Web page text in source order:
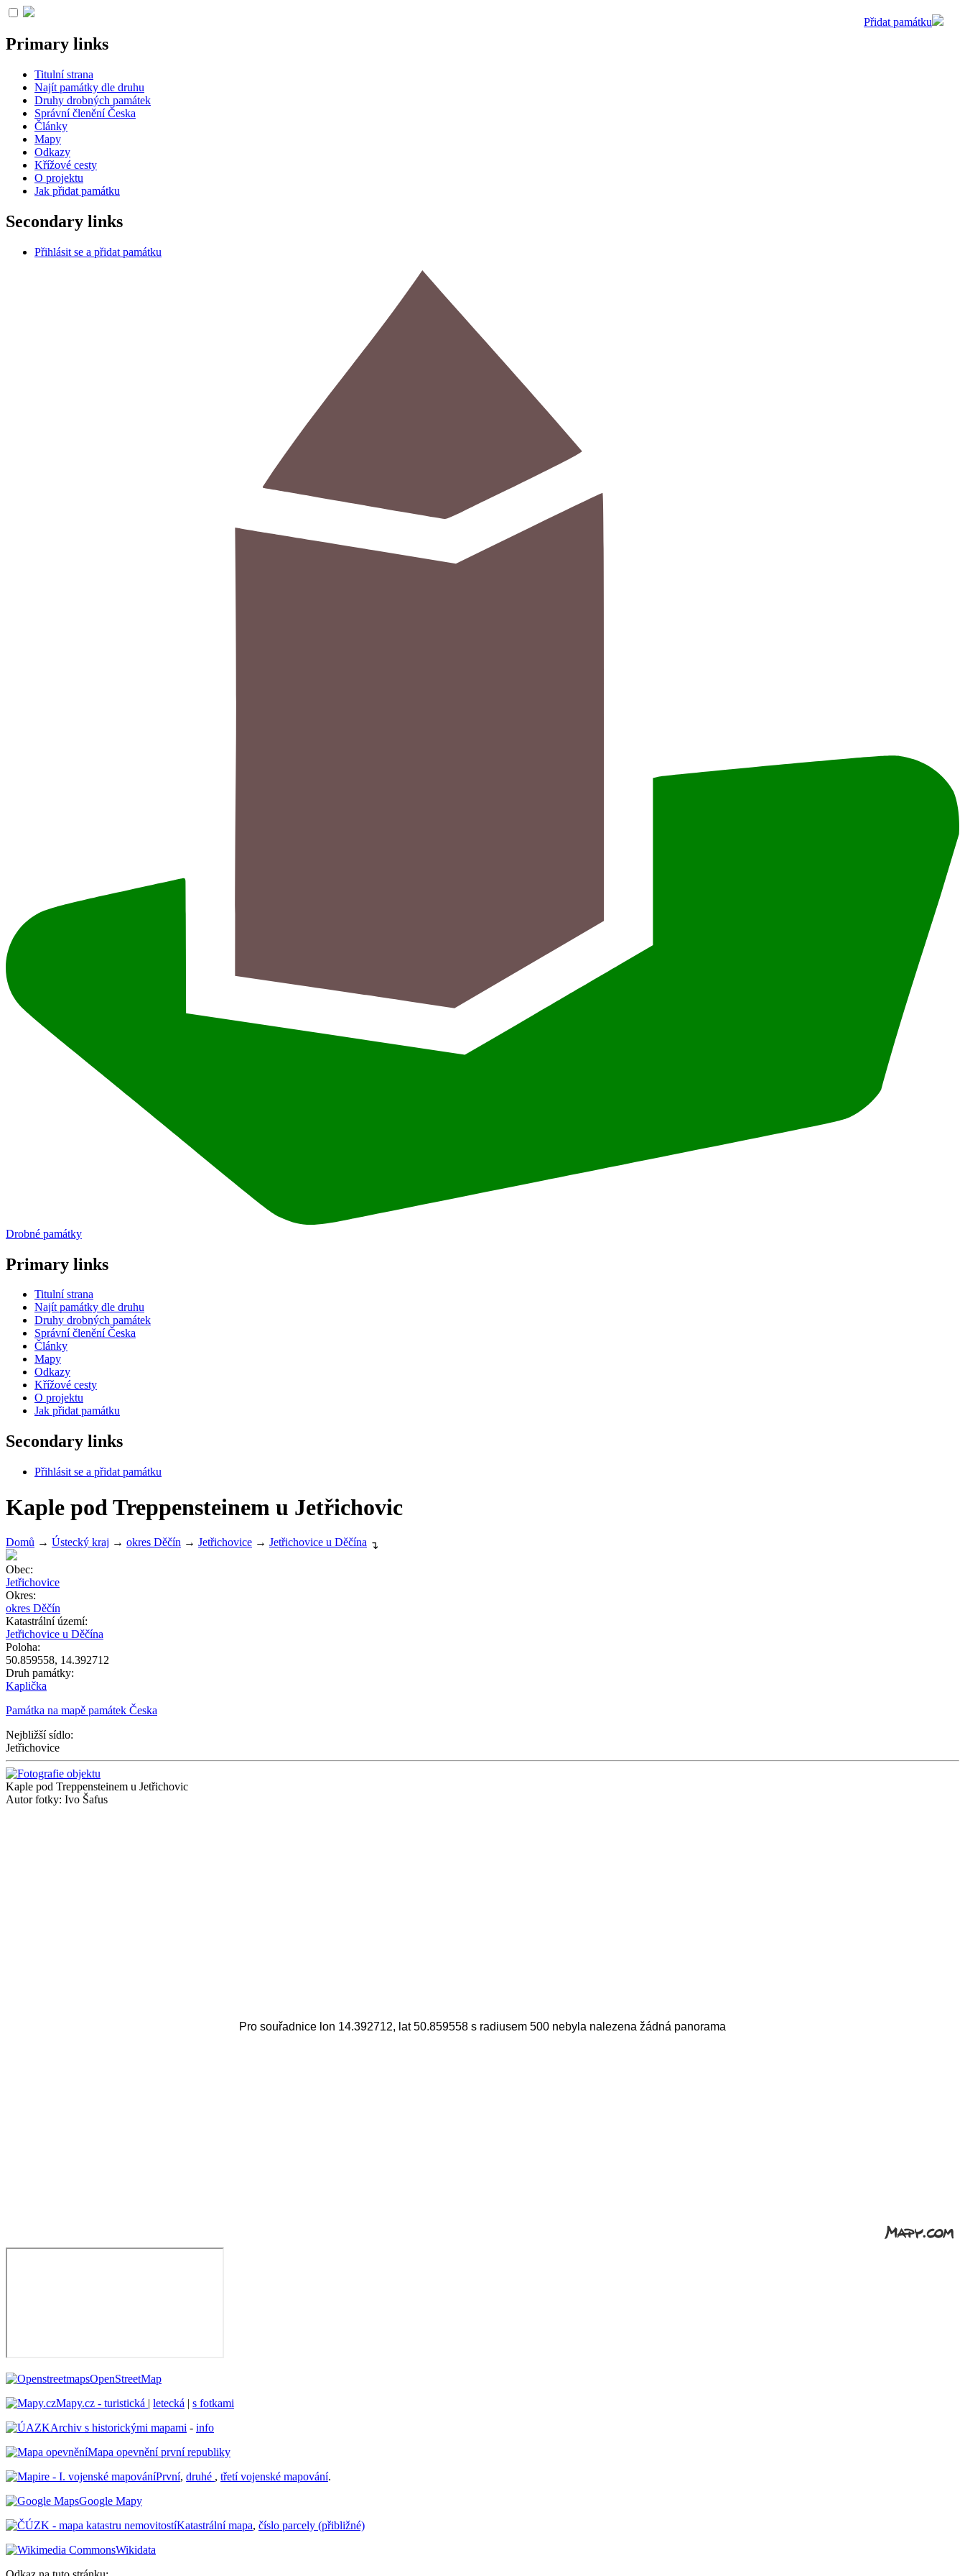
Primary links
Titulní strana
Najít památky dle druhu
Druhy drobných památek
Správní členění Česka
Články
Mapy
Odkazy
Křížové cesty
O projektu
Jak přidat památku
Secondary links
Přihlásit se a přidat památku
Přidat památku
Drobné památky
Primary links
Titulní strana
Najít památky dle druhu
Druhy drobných památek
Správní členění Česka
Články
Mapy
Odkazy
Křížové cesty
O projektu
Jak přidat památku
Secondary links
Přihlásit se a přidat památku
Kaple pod Treppensteinem u Jetřichovic
Domů → Ústecký kraj → okres Děčín → Jetřichovice → Jetřichovice u Děčína ↴
+
−
Obec:
Jetřichovice
Okres:
okres Děčín
Katastrální území:
Jetřichovice u Děčína
Poloha:
50.859558, 14.392712
Druh památky:
Kaplička
Památka na mapě památek Česka
Nejbližší sídlo:
Jetřichovice
Kaple pod Treppensteinem u Jetřichovic
Autor fotky: Ivo Šafus
Pro souřadnice lon 14.392712, lat 50.859558 s radiusem 500 nebyla nalezena žádná panorama